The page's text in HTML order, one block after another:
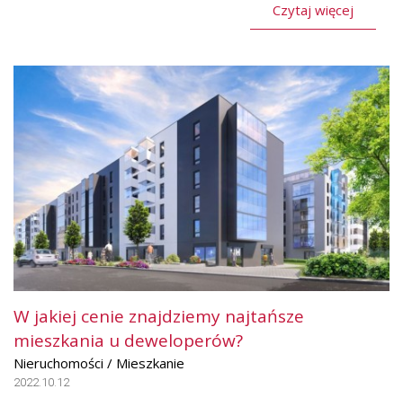
Czytaj więcej
W jakiej cenie znajdziemy najtańsze
mieszkania u deweloperów?
Nieruchomości / Mieszkanie
2022.10.12